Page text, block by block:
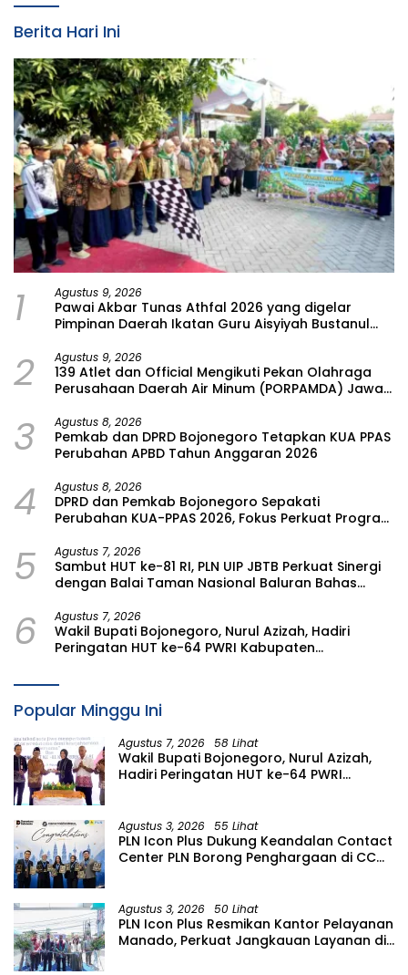
Berita Hari Ini
1 Agustus 9, 2026
Pawai Akbar Tunas Athfal 2026 yang digelar
Pimpinan Daerah Ikatan Guru Aisyiyah Bustanul
2 Agustus 9, 2026
139 Atlet dan Official Mengikuti Pekan Olahraga
Perusahaan Daerah Air Minum (PORPAMDA) Jawa
3 Agustus 8, 2026
Pemkab dan DPRD Bojonegoro Tetapkan KUA PPAS
Perubahan APBD Tahun Anggaran 2026
4 Agustus 8, 2026
DPRD dan Pemkab Bojonegoro Sepakati
Perubahan KUA-PPAS 2026, Fokus Perkuat Program
5 Agustus 7, 2026
Sambut HUT ke-81 RI, PLN UIP JBTB Perkuat Sinergi
dengan Balai Taman Nasional Baluran Bahas
Watudodol/Kalipuro
6 Agustus 7, 2026
Wakil Bupati Bojonegoro, Nurul Azizah, Hadiri
Peringatan HUT ke-64 PWRI Kabupaten
Popular Minggu Ini
Agustus 7, 2026 58 Lihat
Wakil Bupati Bojonegoro, Nurul Azizah,
Hadiri Peringatan HUT ke-64 PWRI
Agustus 3, 2026 55 Lihat
PLN Icon Plus Dukung Keandalan Contact
Center PLN Borong Penghargaan di CCW
Agustus 3, 2026 50 Lihat
PLN Icon Plus Resmikan Kantor Pelayanan
Manado, Perkuat Jangkauan Layanan di